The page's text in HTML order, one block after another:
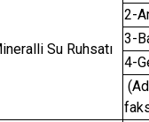
Su Ruhsatı
2-
3-
4-